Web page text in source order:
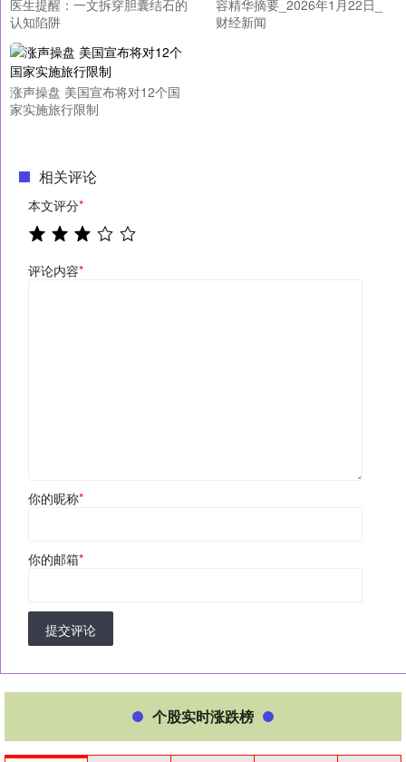
医生提醒：一文拆穿胆囊结石的
认知陷阱
容精华摘要_2026年1月22日_
财经新闻
涨声操盘 美国宣布将对12个国
家实施旅行限制
相关评论
本文评分*
评论内容*
你的昵称*
你的邮箱*
提交评论
个股实时涨跌榜